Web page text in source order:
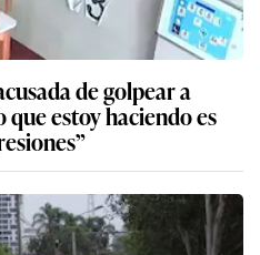
de golpear a
estoy haciendo es